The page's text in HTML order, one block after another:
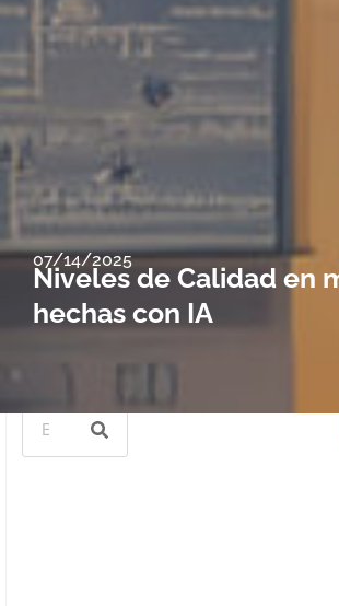
07/14/2025
Niveles de Calidad en
hechas con IA
Buscar